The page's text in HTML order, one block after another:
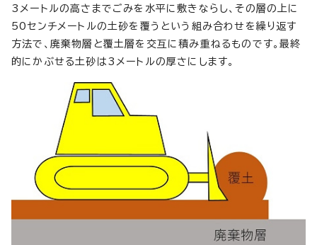
3メートルの高さまでごみを水平に敷きならし、その層の上に
50センチメートルの土砂を覆うという組み合わせを繰り返す
方法で、廃棄物層と覆土層を交互に積み重ねるものです。最終
的にかぶせる土砂は3メートルの厚さにします。